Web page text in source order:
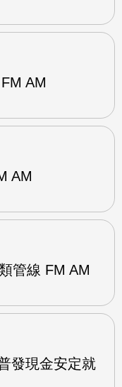
AM
AM
管線 FM AM
發現金安定就